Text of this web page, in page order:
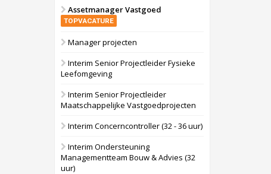
Assetmanager Vastgoed
TOPVACATURE
Manager projecten
Interim Senior Projectleider Fysieke
Leefomgeving
Interim Senior Projectleider
Maatschappelijke Vastgoedprojecten
Interim Concerncontroller (32 - 36 uur)
Interim Ondersteuning
Managementteam Bouw & Advies (32
uur)